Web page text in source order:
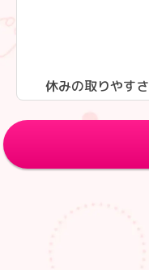
休みの取りやすさ